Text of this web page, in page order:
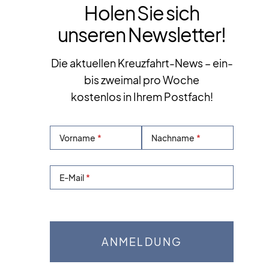
Holen Sie sich
unseren Newsletter!
Die aktuellen Kreuzfahrt-News – ein-
bis zweimal pro Woche
kostenlos in Ihrem Postfach!
Vorname Nachname
E-Mail